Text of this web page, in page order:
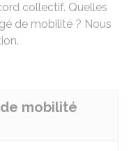
collectif. Quelles
de mobilité ? Nous
mobilité